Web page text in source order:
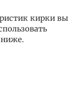
кирки вы